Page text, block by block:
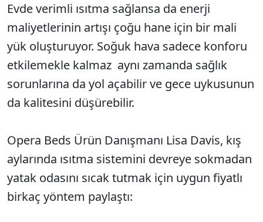
Evde verimli ısıtma sağlansa da enerji
maliyetlerinin artışı çoğu hane için bir mali
yük oluşturuyor. Soğuk hava sadece konforu
etkilemekle kalmaz aynı zamanda sağlık
sorunlarına da yol açabilir ve gece uykusunun
da kalitesini düşürebilir.
Opera Beds Ürün Danışmanı Lisa Davis, kış
aylarında ısıtma sistemini devreye sokmadan
yatak odasını sıcak tutmak için uygun fiyatlı
birkaç yöntem paylaştı: